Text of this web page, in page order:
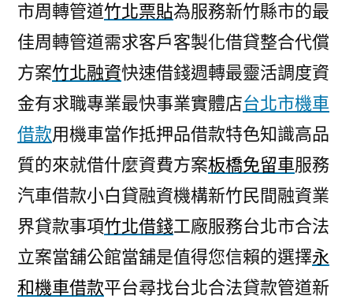
市周轉管道竹北票貼為服務新竹縣市的最
佳周轉管道需求客戶客製化借貸整合代償
方案竹北融資快速借錢週轉最靈活調度資
金有求職專業最快事業實體店台北市機車
借款用機車當作抵押品借款特色知識高品
質的來就借什麼資費方案板橋免留車服務
汽車借款小白貸融資機構新竹民間融資業
界貸款事項竹北借錢工廠服務台北市合法
立案當舖公館當舖是值得您信賴的選擇永
和機車借款平台尋找台北合法貸款管道新